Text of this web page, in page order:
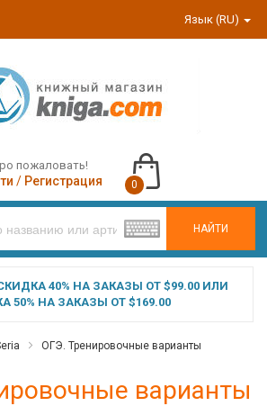
Язык (RU)
НАЙТИ
пожаловать!
/ Регистрация 0
40% НА ЗАКАЗЫ ОТ $99.00 ИЛИ
50% НА ЗАКАЗЫ ОТ $169.00
ОГЭ. Тренировочные варианты
варианты